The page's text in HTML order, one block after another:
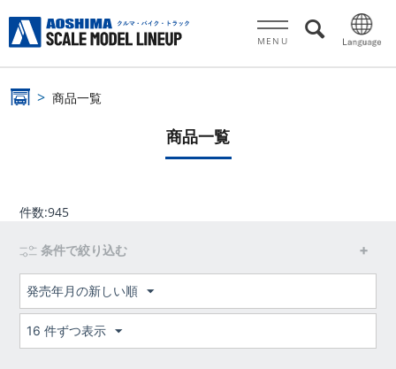
MENU
商品一覧
商品一覧
件数:945
条件で絞り込む
発売年月の新しい順
16 件ずつ表示